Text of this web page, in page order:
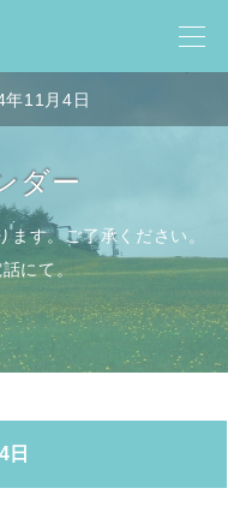
年11月4日
ダー
す。ご了承ください。
にて。
日